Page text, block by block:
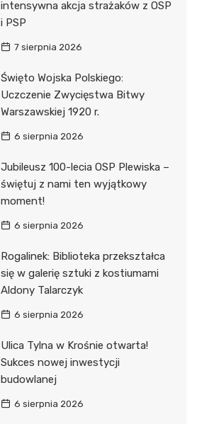
intensywna akcja strażaków z OSP
i PSP
7 sierpnia 2026
Święto Wojska Polskiego:
Uczczenie Zwycięstwa Bitwy
Warszawskiej 1920 r.
6 sierpnia 2026
Jubileusz 100-lecia OSP Plewiska –
świętuj z nami ten wyjątkowy
moment!
6 sierpnia 2026
Rogalinek: Biblioteka przekształca
się w galerię sztuki z kostiumami
Aldony Talarczyk
6 sierpnia 2026
Ulica Tylna w Krośnie otwarta!
Sukces nowej inwestycji
budowlanej
6 sierpnia 2026